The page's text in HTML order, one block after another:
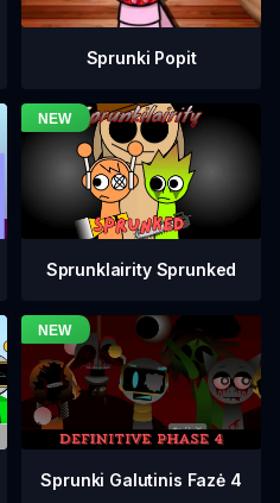
Sprunki Popit
Sprunklairity Sprunked
Sprunki Galutinis Fazė 4